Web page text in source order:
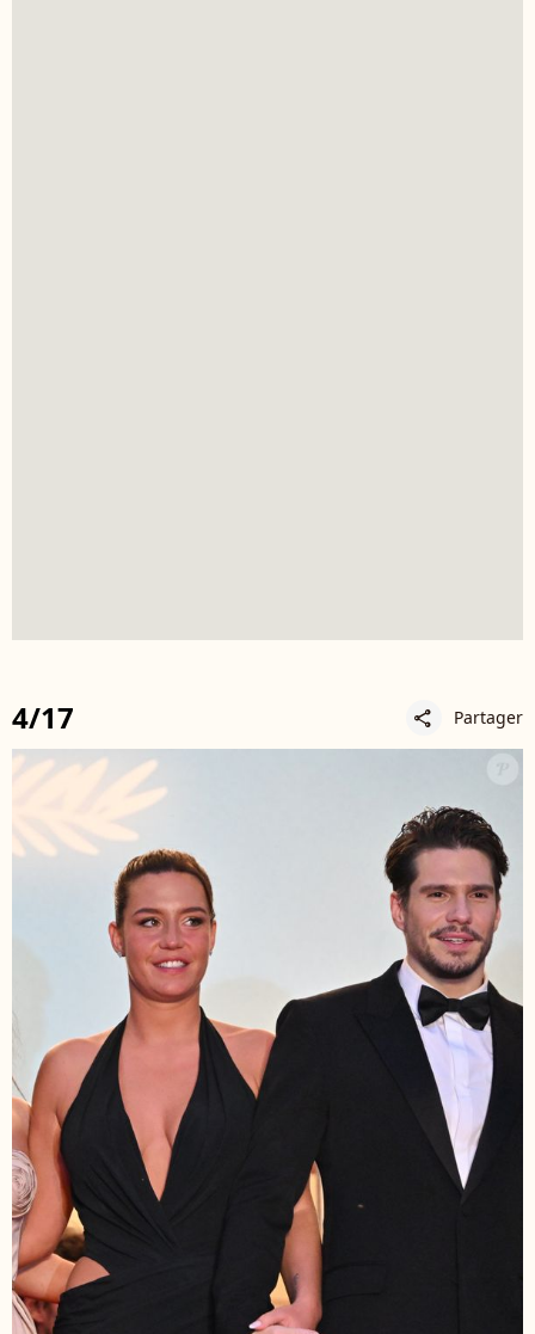
4/17 share Partager